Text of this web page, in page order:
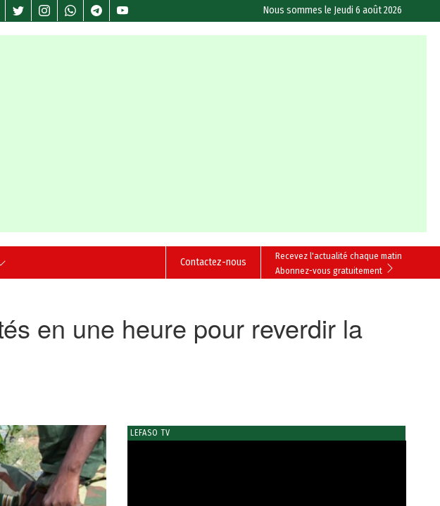
Nous sommes le Jeudi 6 août 2026
Recevez l'actualité chaque matin
Abonnez-vous gratuitement
Contactez-nous
en une heure pour reverdir la
LEFASO TV